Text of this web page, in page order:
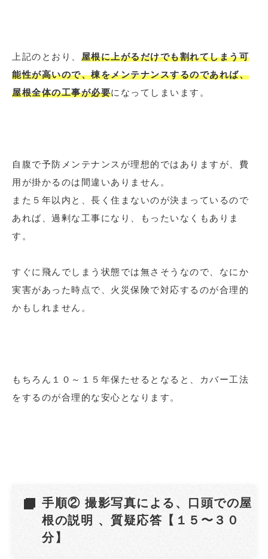
上記のとおり、 屋根に上がるだけでも割れてしまう可
能性が高いので、棟をメンテナンスするのであれば、
屋根全体の工事が必要になってしまいます。
自腹で予防メンテナンスが理想的ではありますが、費
用が掛かるのは間違いありません。
また５年以内と、長く住まないのが決まっているので
あれば、過剰な工事になり、もったいなくもありま
す。
すぐに飛んでしまう状態では無さそうなので、なにか
実害があった時点で、火災保険で対応するのが合理的
かもしれません。
もちろん１０～１５年保たせるとなると、カバー工法
をするのが合理的な安心となります。
手順② 撮影写真による、口頭での屋
根の説明 、質疑応答【１５〜３０
分】